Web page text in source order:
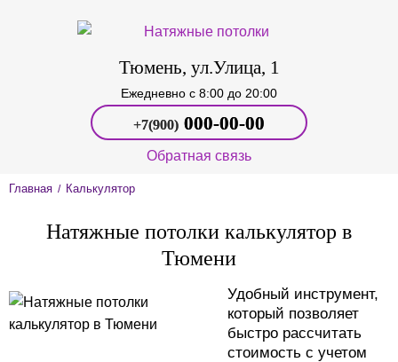
Тюмень, ул.Улица, 1
Ежедневно c 8:00 до 20:00
+7(900) 000‑00-00
Обратная связь
Главная / Калькулятор
Натяжные потолки калькулятор в
Тюмени
Удобный инструмент,
который позволяет
быстро рассчитать
стоимость с учетом